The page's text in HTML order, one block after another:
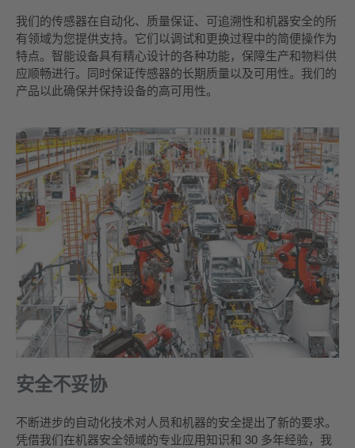
我们的传感器在自动化、质量保证、可追溯性和机器安全的所
有领域为您提供支持。它们以调试和更换过程中的简便操作为
特点。智能设备具有精心设计的各种功能，保障生产和物料供
应顺畅进行。同时保证传感器的长期质量以及可用性。我们的
产品以此确保并保持设备的高可用性。
安全不妥协
不断进步的自动化技术对人员和机器的安全提出了新的要求。
凭借我们在机器安全领域的专业应用知识和 30 多年经验，我